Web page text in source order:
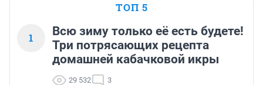
ТОП 5
1
Всю зиму только её есть будете!
Три потрясающих рецепта
домашней кабачковой икры
29 532 3